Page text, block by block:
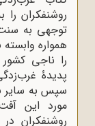
روشنفکران
توجهی به
همواره
را ناجی
پدیدۀ
سپس به سایر
مورد این
روشنفکران